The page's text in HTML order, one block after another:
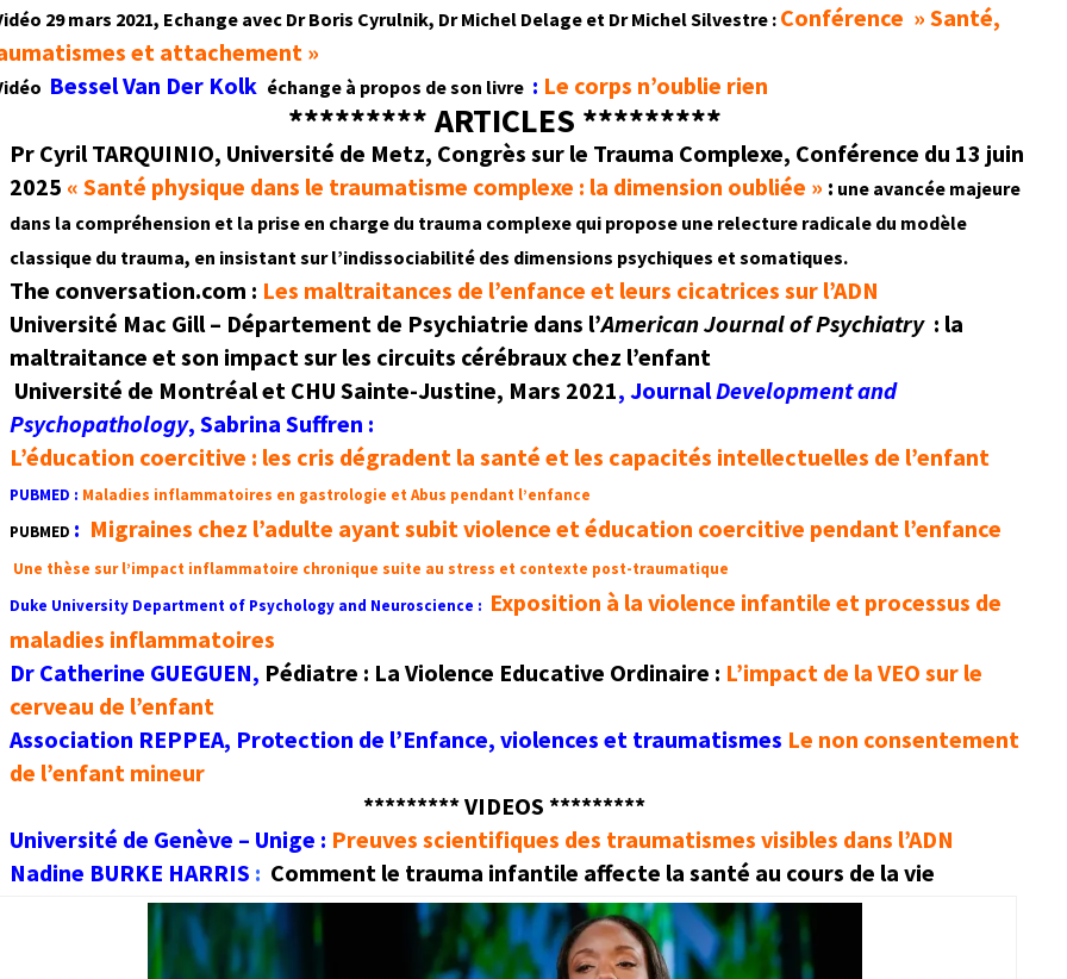
29 mars 2021, Echange avec Dr Boris Cyrulnik, Dr Michel Delage et Dr Michel Silvestre : Conférence » Santé,
et attachement »
Bessel Van Der Kolk échange à propos de son livre : Le corps n’oublie rien
********* ARTICLES *********
Pr Cyril TARQUINIO, Université de Metz, Congrès sur le Trauma Complexe, Conférence du 13 juin
2025 « Santé physique dans le traumatisme complexe : la dimension oubliée » : une avancée majeure
dans la compréhension et la prise en charge du trauma complexe qui propose une relecture radicale du modèle
classique du trauma, en insistant sur l’indissociabilité des dimensions psychiques et somatiques.
The conversation.com : Les maltraitances de l’enfance et leurs cicatrices sur l’ADN
Université Mac Gill – Département de Psychiatrie dans l’American Journal of Psychiatry: la
maltraitance et son impact sur les circuits cérébraux chez l’enfant
Université de Montréal et CHU Sainte-Justine, Mars 2021, JournalDevelopment and
Psychopathology, Sabrina Suffren :
L’éducation coercitive : les cris dégradent la santé et les capacités intellectuelles de l’enfant
PUBMED : Maladies inflammatoires en gastrologie et Abus pendant l’enfance
PUBMED : Migraines chez l’adulte ayant subit violence et éducation coercitive pendant l’enfance
Une thèse sur l’impact inflammatoire chronique suite au stress et contexte post-traumatique
Duke University Department of Psychology and Neuroscience : Exposition à la violence infantile et processus de
maladies inflammatoires
Dr Catherine GUEGUEN, Pédiatre : La Violence Educative Ordinaire : L’impact de la VEO sur le
cerveau de l’enfant
Association REPPEA, Protection de l’Enfance, violences et traumatismes Le non consentement
de l’enfant mineur
********* VIDEOS *********
Université de Genève – Unige : Preuves scientifiques des traumatismes visibles dans l’ADN
Nadine BURKE HARRIS : Comment le trauma infantile affecte la santé au cours de la vie